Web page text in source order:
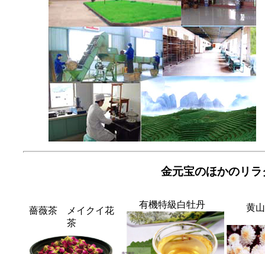
金元宝のほかのリ
薔薇茶 メイクイ花
茶
有機特級白牡丹 黄